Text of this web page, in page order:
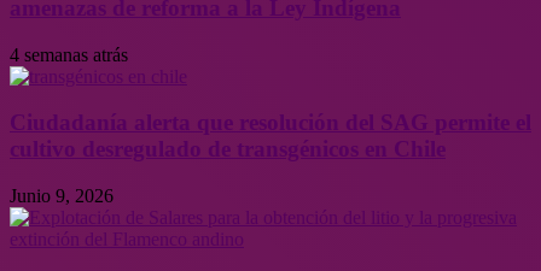
amenazas de reforma a la Ley Indígena
4 semanas atrás
Ciudadanía alerta que resolución del SAG permite el
cultivo desregulado de transgénicos en Chile
Junio 9, 2026